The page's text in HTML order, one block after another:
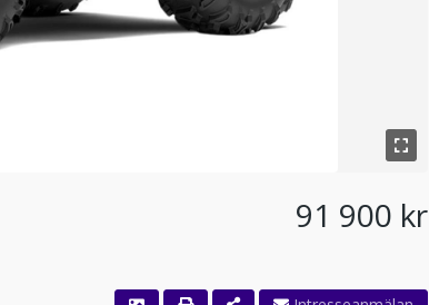
91 900 kr